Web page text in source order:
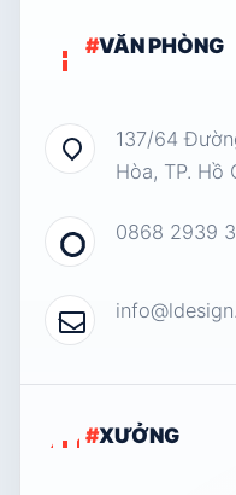
#VĂN PHÒNG
137/64
Hòa, TP. Hồ
0868 2939
#XƯỞNG